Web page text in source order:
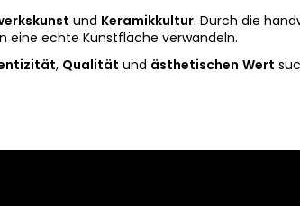
und Keramikkultur. Durch die
eine echte Kunstfläche verwandeln.
, Qualität und ästhetischen Wert